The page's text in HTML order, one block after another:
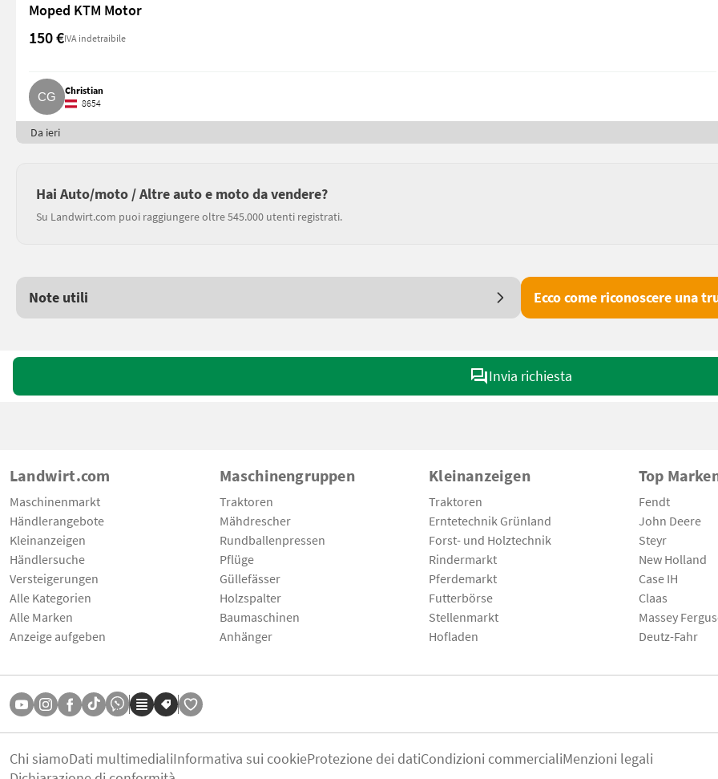
Moped KTM Motor
150 €IVA indetraibile
Christian
8654
Da ieri
Hai Auto/moto / Altre auto e moto da vendere?
Su Landwirt.com puoi raggiungere oltre 545.000 utenti registrati.
Note utili Ecco come riconoscere una
Invia richiesta
Landwirt.com
Maschinenmarkt
Händlerangebote
Kleinanzeigen
Händlersuche
Versteigerungen
Alle Kategorien
Alle Marken
Anzeige aufgeben
Maschinengruppen
Traktoren
Mähdrescher
Rundballenpressen
Pflüge
Güllefässer
Holzspalter
Baumaschinen
Anhänger
Kleinanzeigen
Traktoren
Erntetechnik Grünland
Forst- und Holztechnik
Rindermarkt
Pferdemarkt
Futterbörse
Stellenmarkt
Hofladen
Top
Fendt
John Deere
Steyr
New Holland
Case IH
Claas
Massey
Deutz-Fahr
Chi siamoDati multimedialiInformativa sui cookieProtezione dei datiCondizioni commercialiMenzioni legali